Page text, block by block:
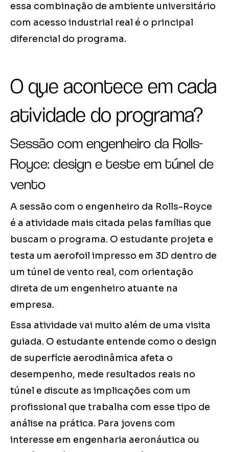
essa combinação de ambiente universitário
com acesso industrial real é o principal
diferencial do programa.
O que acontece em cada
atividade do programa?
Sessão com engenheiro da Rolls-
Royce: design e teste em túnel de
vento
A sessão com o engenheiro da Rolls-Royce
é a atividade mais citada pelas famílias que
buscam o programa. O estudante projeta e
testa um aerofoil impresso em 3D dentro de
um túnel de vento real, com orientação
direta de um engenheiro atuante na
empresa.
Essa atividade vai muito além de uma visita
guiada. O estudante entende como o design
de superfície aerodinâmica afeta o
desempenho, mede resultados reais no
túnel e discute as implicações com um
profissional que trabalha com esse tipo de
análise na prática. Para jovens com
interesse em engenharia aeronáutica ou